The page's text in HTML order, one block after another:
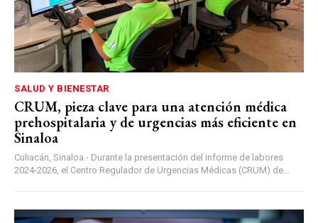
SALUD Y BIENESTAR
CRUM, pieza clave para una atención médica
prehospitalaria y de urgencias más eficiente en
Sinaloa
Culiacán, Sinaloa.- Durante la presentación del informe de labores
2024-2026, el Centro Regulador de Urgencias Médicas (CRUM) de...